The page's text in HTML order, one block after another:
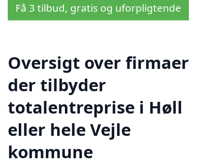
Få 3 tilbud, gratis og uforpligtende
Oversigt over firmaer
der tilbyder
totalentreprise i Høll
eller hele Vejle
kommune